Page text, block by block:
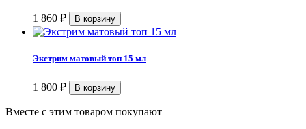
1 860 ₽
Экстрим матовый топ 15 мл
1 800 ₽
Вместе с этим товаром покупают